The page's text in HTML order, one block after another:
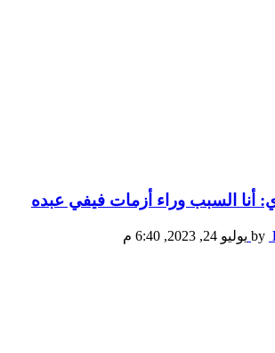
أنا السبب وراء أزمات فيفي عبده
by يوليو 24, 2023, 6:40 م